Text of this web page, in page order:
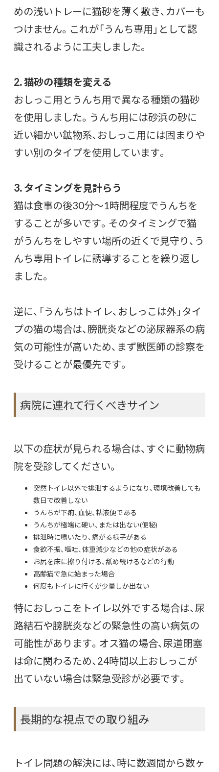
めの浅いトレーに猫砂を薄く敷き、カバーも
つけません。これが「うんち専用」として認
識されるように工夫しました。
2. 猫砂の種類を変える
おしっこ用とうんち用で異なる種類の猫砂
を使用しました。うんち用には砂浜の砂に
近い細かい鉱物系、おしっこ用には固まりや
すい別のタイプを使用しています。
3. タイミングを見計らう
猫は食事の後30分〜1時間程度でうんちを
することが多いです。そのタイミングで猫
がうんちをしやすい場所の近くで見守り、う
んち専用トイレに誘導することを繰り返し
ました。
逆に、「うんちはトイレ、おしっこは外」タイ
プの猫の場合は、膀胱炎などの泌尿器系の病
気の可能性が高いため、まず獣医師の診察を
受けることが最優先です。
病院に連れて行くべきサイン
以下の症状が見られる場合は、すぐに動物病
院を受診してください。
突然トイレ以外で排泄するようになり、環境改善しても
数日で改善しない
うんちが下痢、血便、粘液便である
うんちが極端に硬い、または出ない(便秘)
排泄時に鳴いたり、痛がる様子がある
食欲不振、嘔吐、体重減少などの他の症状がある
お尻を床に擦り付ける、舐め続けるなどの行動
高齢猫で急に始まった場合
何度もトイレに行くが少量しか出ない
特におしっこをトイレ以外でする場合は、尿
路結石や膀胱炎などの緊急性の高い病気の
可能性があります。オス猫の場合、尿道閉塞
は命に関わるため、24時間以上おしっこが
出ていない場合は緊急受診が必要です。
長期的な視点での取り組み
トイレ問題の解決には、時に数週間から数ヶ